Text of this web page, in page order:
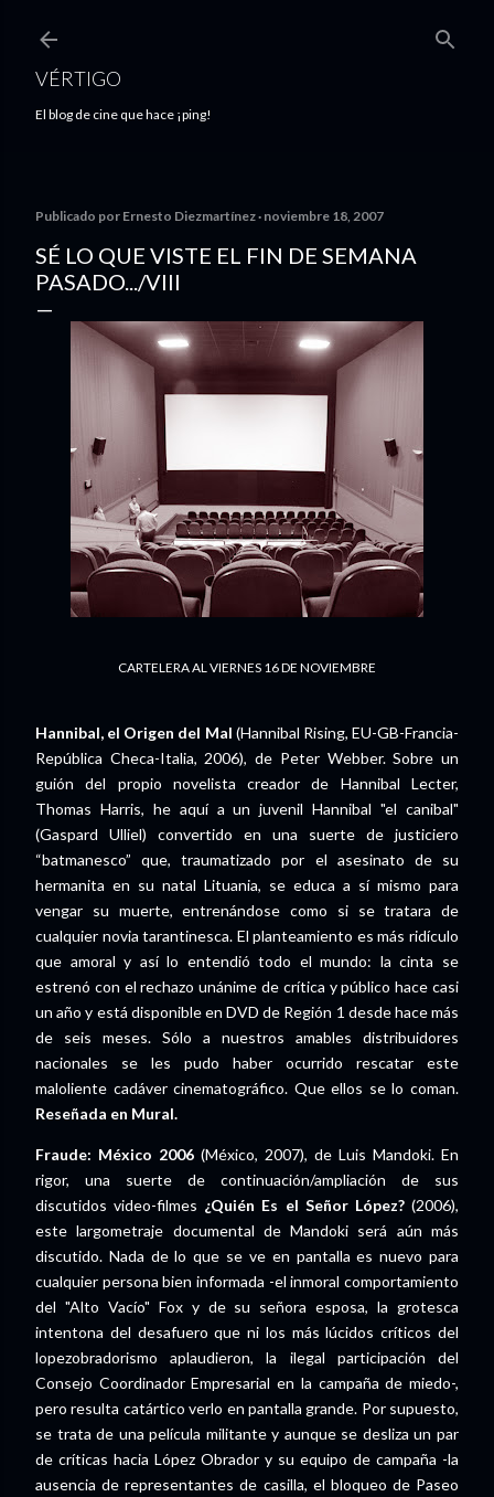
VÉRTIGO
El blog de cine que hace ¡ping!
Publicado por Ernesto Diezmartínez noviembre 18, 2007
SÉ LO QUE VISTE EL FIN DE SEMANA
PASADO.../VIII
CARTELERA AL VIERNES 16 DE NOVIEMBRE
Hannibal, el Origen del Mal (Hannibal Rising, EU-GB-Francia-
República Checa-Italia, 2006), de Peter Webber. Sobre un
guión del propio novelista creador de Hannibal Lecter,
Thomas Harris, he aquí a un juvenil Hannibal "el canibal"
(Gaspard Ulliel) convertido en una suerte de justiciero
“batmanesco” que, traumatizado por el asesinato de su
hermanita en su natal Lituania, se educa a sí mismo para
vengar su muerte, entrenándose como si se tratara de
cualquier novia tarantinesca. El planteamiento es más ridículo
que amoral y así lo entendió todo el mundo: la cinta se
estrenó con el rechazo unánime de crítica y público hace casi
un año y está disponible en DVD de Región 1 desde hace más
de seis meses. Sólo a nuestros amables distribuidores
nacionales se les pudo haber ocurrido rescatar este
maloliente cadáver cinematográfico. Que ellos se lo coman.
Reseñada en Mural.
Fraude: México 2006 (México, 2007), de Luis Mandoki. En
rigor, una suerte de continuación/ampliación de sus
discutidos video-filmes ¿Quién Es el Señor López?(2006),
este largometraje documental de Mandoki será aún más
discutido. Nada de lo que se ve en pantalla es nuevo para
cualquier persona bien informada -el inmoral comportamiento
del "Alto Vacío" Fox y de su señora esposa, la grotesca
intentona del desafuero que ni los más lúcidos críticos del
lopezobradorismo aplaudieron, la ilegal participación del
Consejo Coordinador Empresarial en la campaña de miedo-,
pero resulta catártico verlo en pantalla grande. Por supuesto,
se trata de una película militante y aunque se desliza un par
de críticas hacia López Obrador y su equipo de campaña -la
ausencia de representantes de casilla, el bloqueo de Paseo